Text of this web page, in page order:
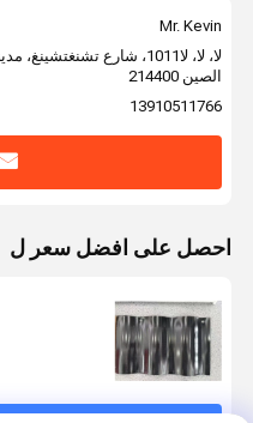
Mr. Kevin
لا، لا، لا1011، شارع
الصين 214400
13910511766
احصل على افضل سعر ل